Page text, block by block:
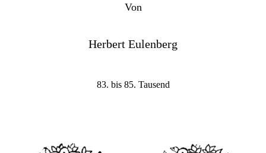
Von
Herbert Eulenberg
83. bis 85. Tausend